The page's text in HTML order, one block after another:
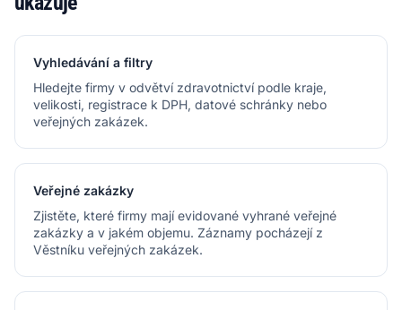
Vyhledávání a filtry
Hledejte firmy v odvětví zdravotnictví podle kraje,
velikosti, registrace k DPH, datové schránky nebo
veřejných zakázek.
Veřejné zakázky
Zjistěte, které firmy mají evidované vyhrané veřejné
zakázky a v jakém objemu. Záznamy pocházejí z
Věstníku veřejných zakázek.